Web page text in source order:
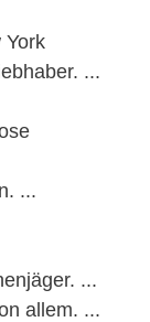
York
...
...
...
allem. ...